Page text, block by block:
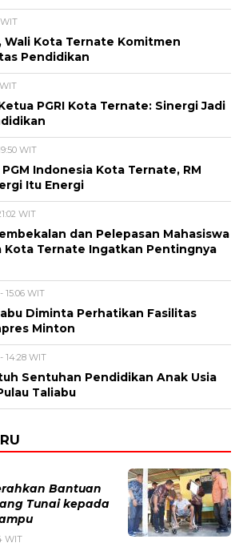
Wali Kota Ternate Komitmen
Pendidikan
PGRI Kota Ternate: Sinergi Jadi
WIT
Indonesia Kota Ternate, RM
Itu Energi
WIT
dan Pelepasan Mahasiswa
Kota Ternate Ingatkan Pentingnya
15:06 WIT
Diminta Perhatikan Fasilitas
Minton
14:28 WIT
Sentuhan Pendidikan Anak Usia
Taliabu
Bantuan
Tunai kepada
WIT